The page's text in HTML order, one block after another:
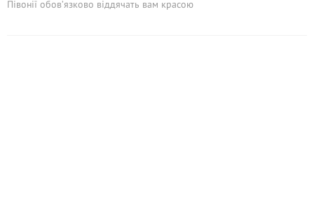
Півонії обов’язково віддячать вам красою